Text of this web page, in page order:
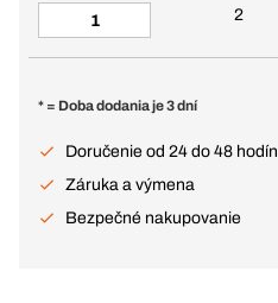
2
* = Doba dodania je 3 dní
Doručenie od 24 do 48 hodín
Záruka a výmena
Bezpečné nakupovanie